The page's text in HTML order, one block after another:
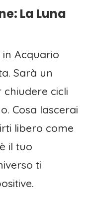
La Luna
Acquario
Sarà un
cicli
Cosa lascerai
libero come
il tuo
ti